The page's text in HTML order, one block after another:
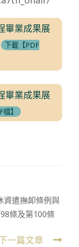
畢業成果展
下載【PDF
畢業成果展
】
資遣撫卹條例與
條及第100條
一篇文章